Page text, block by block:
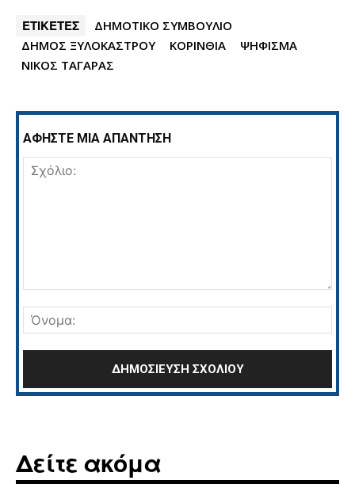
ΕΤΙΚΕΤΕΣ
ΔΗΜΟΤΙΚΟ ΣΥΜΒΟΥΛΙΟ
ΔΗΜΟΣ ΞΥΛΟΚΑΣΤΡΟΥ
ΚΟΡΙΝΘΙΑ
ΨΗΦΙΣΜΑ
ΝΙΚΟΣ ΤΑΓΑΡΑΣ
ΑΦΗΣΤΕ ΜΙΑ ΑΠΑΝΤΗΣΗ
Δείτε ακόμα